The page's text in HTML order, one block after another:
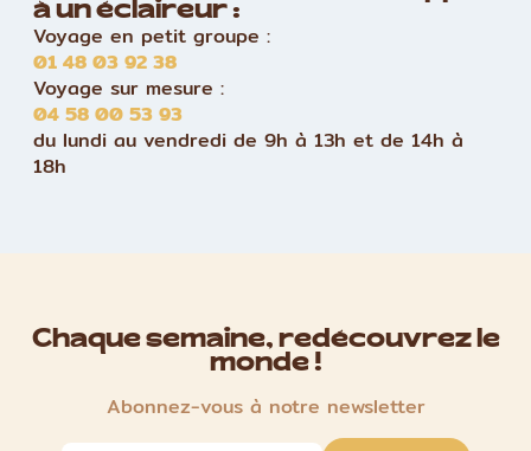
à un éclaireur :
Voyage en petit groupe :
01 48 03 92 38
Voyage sur mesure :
04 58 00 53 93
du lundi au vendredi de 9h à 13h et de 14h à
18h
Chaque semaine, redécouvrez le
monde !
Abonnez-vous à notre newsletter